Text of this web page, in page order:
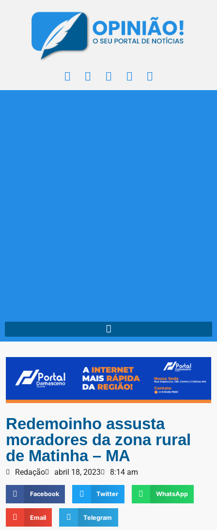
Redemoinho assusta
moradores da zona rural
de Matinha – MA
Redação abril 18, 2023 8:14 am
Facebook Twitter WhatsApp
Email Telegram